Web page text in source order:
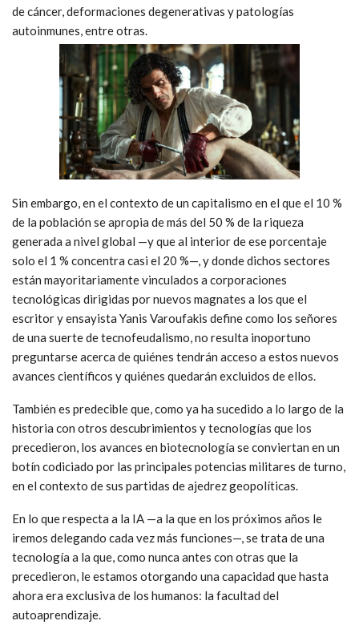
de cáncer, deformaciones degenerativas y patologías
autoinmunes, entre otras.
Sin embargo, en el contexto de un capitalismo en el que el 10 %
de la población se apropia de más del 50 % de la riqueza
generada a nivel global —y que al interior de ese porcentaje
solo el 1 % concentra casi el 20 %—, y donde dichos sectores
están mayoritariamente vinculados a corporaciones
tecnológicas dirigidas por nuevos magnates a los que el
escritor y ensayista Yanis Varoufakis define como los señores
de una suerte de tecnofeudalismo, no resulta inoportuno
preguntarse acerca de quiénes tendrán acceso a estos nuevos
avances científicos y quiénes quedarán excluidos de ellos.
También es predecible que, como ya ha sucedido a lo largo de la
historia con otros descubrimientos y tecnologías que los
precedieron, los avances en biotecnología se conviertan en un
botín codiciado por las principales potencias militares de turno,
en el contexto de sus partidas de ajedrez geopolíticas.
En lo que respecta a la IA —a la que en los próximos años le
iremos delegando cada vez más funciones—, se trata de una
tecnología a la que, como nunca antes con otras que la
precedieron, le estamos otorgando una capacidad que hasta
ahora era exclusiva de los humanos: la facultad del
autoaprendizaje.